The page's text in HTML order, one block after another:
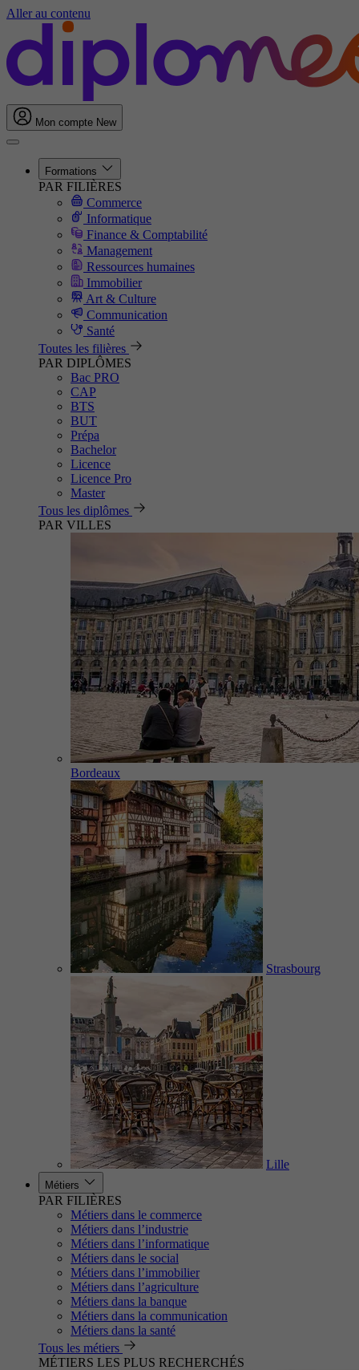
Aller au contenu
Mon compte New
Formations
PAR FILIÈRES
Commerce
Informatique
Finance & Comptabilité
Management
Ressources humaines
Immobilier
Art & Culture
Communication
Santé
Toutes les filières
PAR DIPLÔMES
Bac PRO
CAP
BTS
BUT
Prépa
Bachelor
Licence
Licence Pro
Master
Tous les diplômes
PAR VILLES
Bordeaux
Strasbourg
Lille
Métiers
PAR FILIÈRES
Métiers dans le commerce
Métiers dans l’industrie
Métiers dans l’informatique
Métiers dans le social
Métiers dans l’immobilier
Métiers dans l’agriculture
Métiers dans la banque
Métiers dans la communication
Métiers dans la santé
Tous les métiers
MÉTIERS LES PLUS RECHERCHÉS